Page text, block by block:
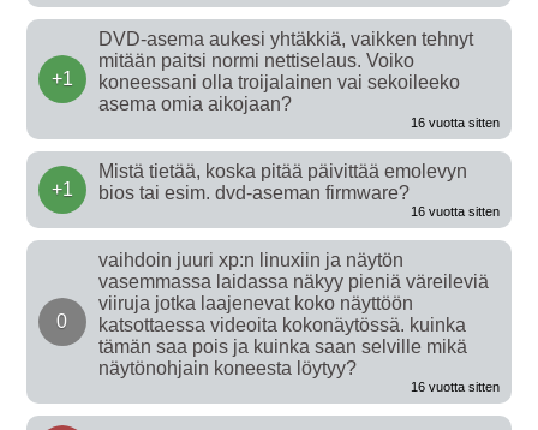
+1
DVD-asema aukesi yhtäkkiä, vaikken tehnyt
mitään paitsi normi nettiselaus. Voiko
koneessani olla troijalainen vai sekoileeko
asema omia aikojaan?
16 vuotta sitten
+1
Mistä tietää, koska pitää päivittää emolevyn
bios tai esim. dvd-aseman firmware?
16 vuotta sitten
0
vaihdoin juuri xp:n linuxiin ja näytön
vasemmassa laidassa näkyy pieniä väreileviä
viiruja jotka laajenevat koko näyttöön
katsottaessa videoita kokonäytössä. kuinka
tämän saa pois ja kuinka saan selville mikä
näytönohjain koneesta löytyy?
16 vuotta sitten